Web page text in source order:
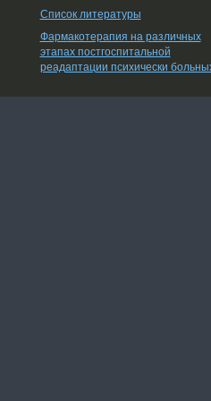
Список литературы
Фармакотерапия на различных
этапах постгоспитальной
реадаптации психически